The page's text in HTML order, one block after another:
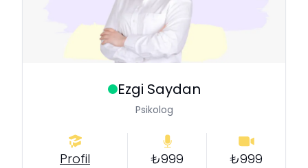
Ezgi Saydan
Psikolog
Profil ₺999 ₺999